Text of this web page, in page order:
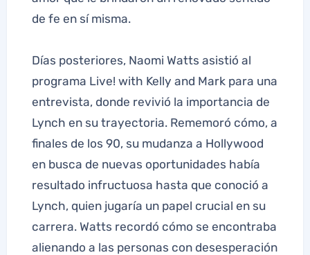
de fe en sí misma.
Días posteriores, Naomi Watts asistió al
programa Live! with Kelly and Mark para una
entrevista, donde revivió la importancia de
Lynch en su trayectoria. Rememoró cómo, a
finales de los 90, su mudanza a Hollywood
en busca de nuevas oportunidades había
resultado infructuosa hasta que conoció a
Lynch, quien jugaría un papel crucial en su
carrera. Watts recordó cómo se encontraba
alienando a las personas con desesperación